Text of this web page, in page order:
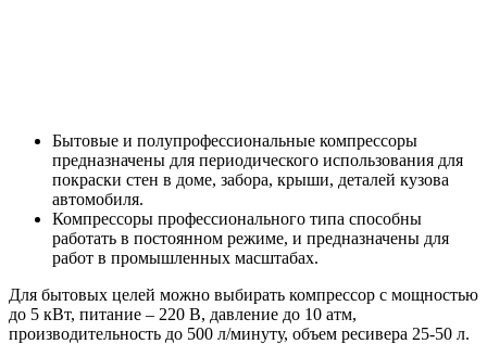
Бытовые и полупрофессиональные компрессоры
предназначены для периодического использования для
покраски стен в доме, забора, крыши, деталей кузова
автомобиля.
Компрессоры профессионального типа способны
работать в постоянном режиме, и предназначены для
работ в промышленных масштабах.
Для бытовых целей можно выбирать компрессор с мощностью
до 5 кВт, питание – 220 В, давление до 10 атм,
производительность до 500 л/минуту, объем ресивера 25-50 л.